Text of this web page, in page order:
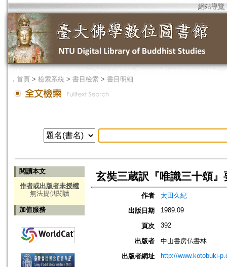
網站導覽
． 首頁 > 檢索系統 > 書目檢索 > 書目明細
閱讀本文
作者或出版者未授權
無法提供閱讀
加值服務
玄奘三蔵訳『唯識三十頌』
作者
太田久紀
出版日期
1989.09
頁次 392
出版者
中山書房仏書林
出版者網址
http://www.kotobuki-